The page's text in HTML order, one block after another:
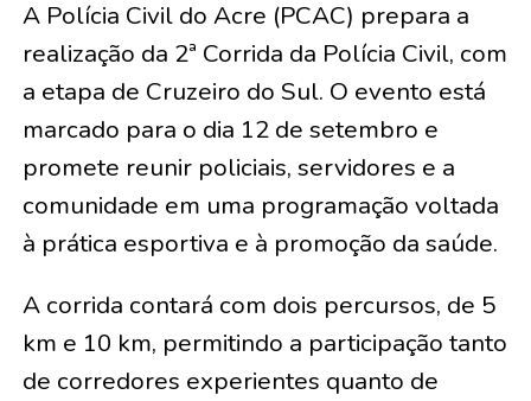
A Polícia Civil do Acre (PCAC) prepara a
realização da 2ª Corrida da Polícia Civil, com
a etapa de Cruzeiro do Sul. O evento está
marcado para o dia 12 de setembro e
promete reunir policiais, servidores e a
comunidade em uma programação voltada
à prática esportiva e à promoção da saúde.
A corrida contará com dois percursos, de 5
km e 10 km, permitindo a participação tanto
de corredores experientes quanto de